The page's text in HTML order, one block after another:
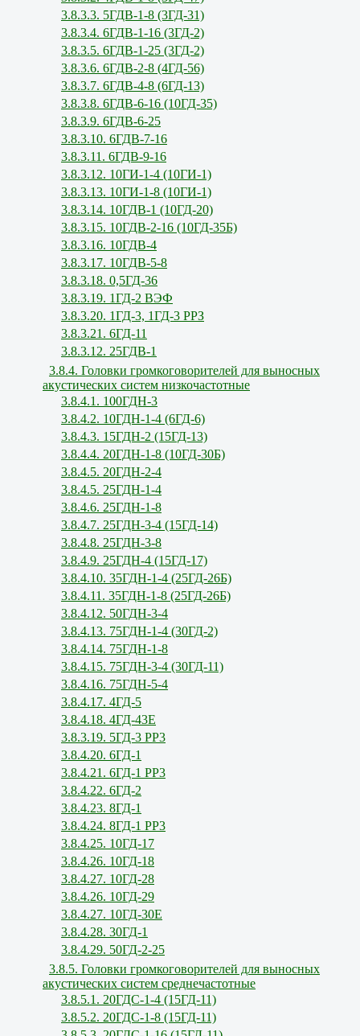
3.8.3.3. 5ГДВ-1-8 (3ГД-31)
3.8.3.4. 6ГДВ-1-16 (3ГД-2)
3.8.3.5. 6ГДВ-1-25 (3ГД-2)
3.8.3.6. 6ГДВ-2-8 (4ГД-56)
3.8.3.7. 6ГДВ-4-8 (6ГД-13)
3.8.3.8. 6ГДВ-6-16 (10ГД-35)
3.8.3.9. 6ГДВ-6-25
3.8.3.10. 6ГДВ-7-16
3.8.3.11. 6ГДВ-9-16
3.8.3.12. 10ГИ-1-4 (10ГИ-1)
3.8.3.13. 10ГИ-1-8 (10ГИ-1)
3.8.3.14. 10ГДВ-1 (10ГД-20)
3.8.3.15. 10ГДВ-2-16 (10ГД-35Б)
3.8.3.16. 10ГДВ-4
3.8.3.17. 10ГДВ-5-8
3.8.3.18. 0,5ГД-36
3.8.3.19. 1ГД-2 ВЭФ
3.8.3.20. 1ГД-3, 1ГД-3 РРЗ
3.8.3.21. 6ГД-11
3.8.3.12. 25ГДВ-1
3.8.4. Головки громкоговорителей для выносных
акустических систем низкочастотные
3.8.4.1. 100ГДН-3
3.8.4.2. 10ГДН-1-4 (6ГД-6)
3.8.4.3. 15ГДН-2 (15ГД-13)
3.8.4.4. 20ГДН-1-8 (10ГД-30Б)
3.8.4.5. 20ГДН-2-4
3.8.4.5. 25ГДН-1-4
3.8.4.6. 25ГДН-1-8
3.8.4.7. 25ГДН-3-4 (15ГД-14)
3.8.4.8. 25ГДН-3-8
3.8.4.9. 25ГДН-4 (15ГД-17)
3.8.4.10. 35ГДН-1-4 (25ГД-26Б)
3.8.4.11. 35ГДН-1-8 (25ГД-26Б)
3.8.4.12. 50ГДН-3-4
3.8.4.13. 75ГДН-1-4 (30ГД-2)
3.8.4.14. 75ГДН-1-8
3.8.4.15. 75ГДН-3-4 (30ГД-11)
3.8.4.16. 75ГДН-5-4
3.8.4.17. 4ГД-5
3.8.4.18. 4ГД-43Е
3.8.3.19. 5ГД-3 РР3
3.8.4.20. 6ГД-1
3.8.4.21. 6ГД-1 РР3
3.8.4.22. 6ГД-2
3.8.4.23. 8ГД-1
3.8.4.24. 8ГД-1 РР3
3.8.4.25. 10ГД-17
3.8.4.26. 10ГД-18
3.8.4.27. 10ГД-28
3.8.4.26. 10ГД-29
3.8.4.27. 10ГД-30Е
3.8.4.28. 30ГД-1
3.8.4.29. 50ГД-2-25
3.8.5. Головки громкоговорителей для выносных
акустических систем среднечастотные
3.8.5.1. 20ГДС-1-4 (15ГД-11)
3.8.5.2. 20ГДС-1-8 (15ГД-11)